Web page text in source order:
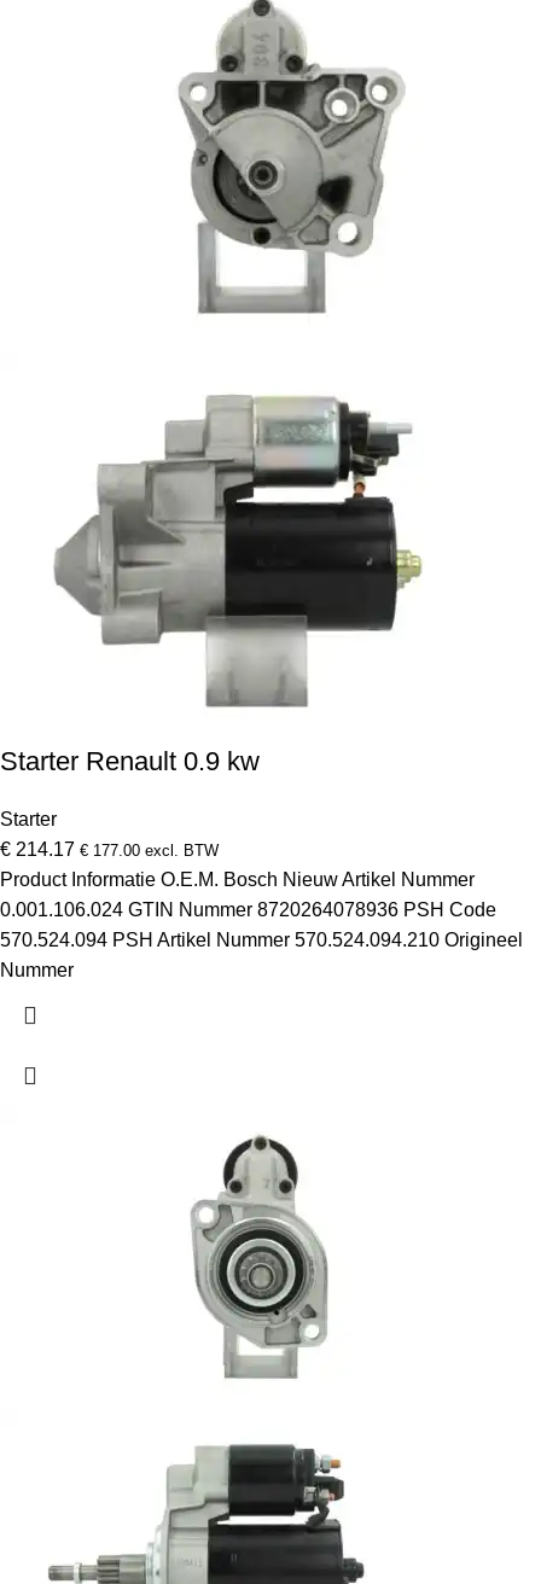
Starter Renault 0.9 kw
Starter
€ 214.17 € 177.00 excl. BTW
Product Informatie O.E.M. Bosch Nieuw Artikel Nummer
0.001.106.024 GTIN Nummer 8720264078936 PSH Code
570.524.094 PSH Artikel Nummer 570.524.094.210 Origineel
Nummer